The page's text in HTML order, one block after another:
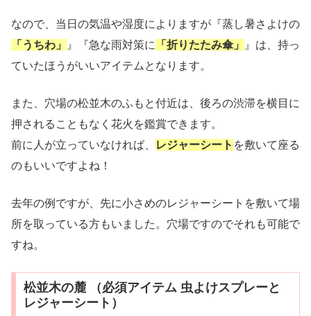
なので、当日の気温や湿度によりますが『蒸し暑さよけの
「うちわ」
』『急な雨対策に 「折りたたみ傘」
』は、持っ
ていたほうがいいアイテムとなります。
また、穴場の松並木のふもと付近は、後ろの渋滞を横目に
押されることもなく花火を鑑賞できます。
前に人が立っていなければ、
レジャーシート を敷いて座る
のもいいですよね！
去年の例ですが、先に小さめのレジャーシートを敷いて場
所を取っている方もいました。穴場ですのでそれも可能で
すね。
松並木の麓 （必須アイテム 虫よけスプレーと
レジャーシート）